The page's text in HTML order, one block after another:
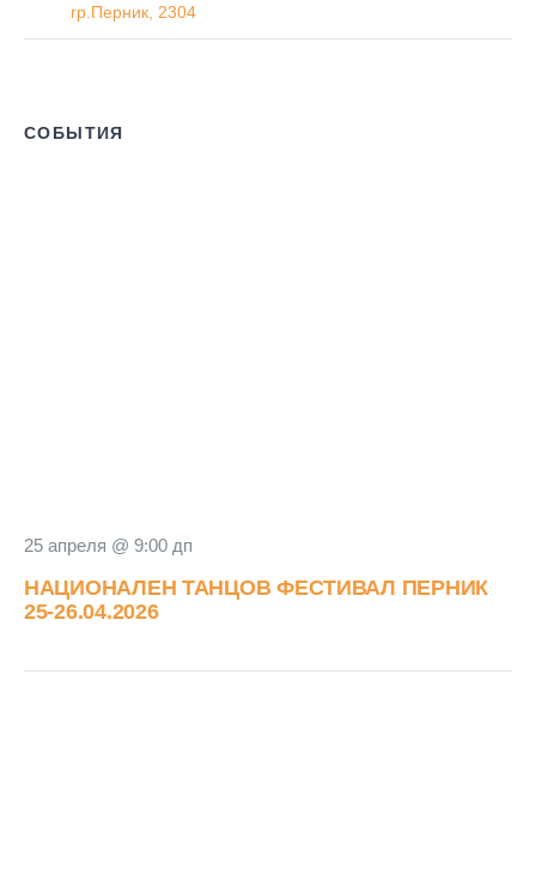
гр.Перник, 2304
СОБЫТИЯ
25 апреля @ 9:00 дп
НАЦИОНАЛЕН ТАНЦОВ ФЕСТИВАЛ ПЕРНИК
25-26.04.2026